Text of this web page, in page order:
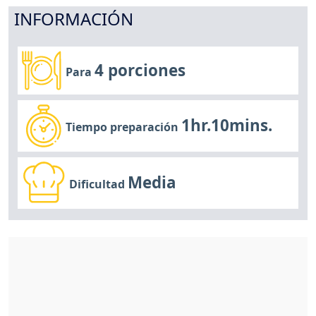
INFORMACIÓN
Para4 porciones
Tiempo preparación 1hr.10mins.
Dificultad Media